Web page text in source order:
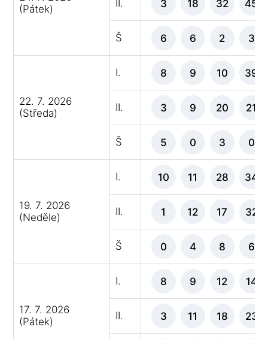
(Pátek)
II. 3 18 32 45
Š 6 6 2 3
22. 7. 2026
(Středa)
I. 8 9 10 39
II. 3 9 20 21
Š 5 0 3 0
19. 7. 2026
(Neděle)
I. 10 11 28 34
II. 1 12 17 32
Š 0 4 8 6
17. 7. 2026
(Pátek)
I. 8 9 12 14
II. 3 11 18 23